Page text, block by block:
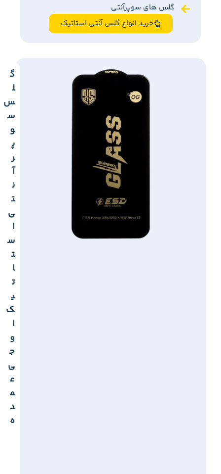
گلس های سوپرآنتی
خرید انواع گلس آنتی استاتیک
گ
ل
س
س
و
پ
ر
آ
ن
ت
ی
ا
س
ت
ا
ت
ی
ک
ا
و
ج
ی
ع
م
د
ه